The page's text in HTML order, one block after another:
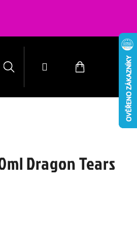
Hledat PřihlášeníNákupní
Dragon Tears